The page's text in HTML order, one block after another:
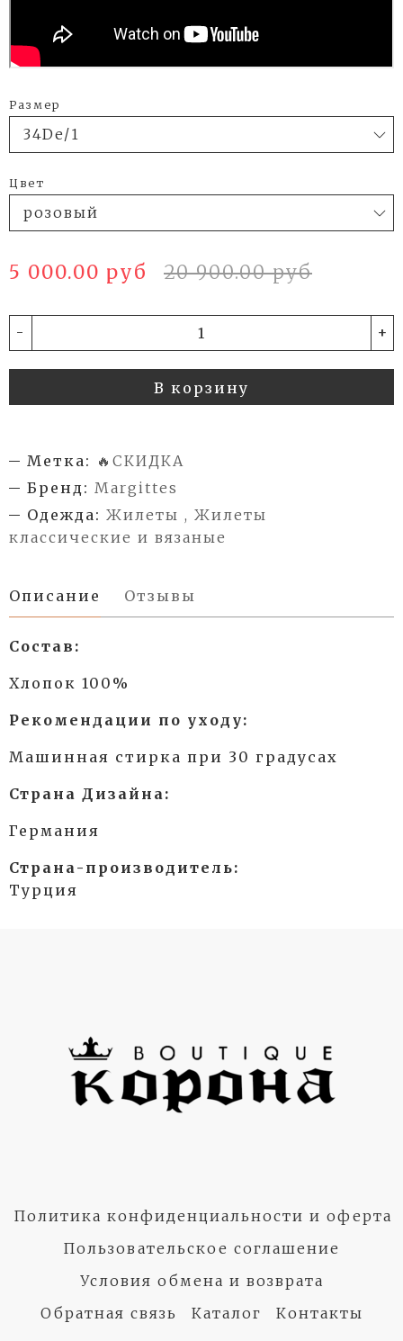
Размер
Цвет
5 000.00 руб 20 900.00 руб
- +
В корзину
Метка: 🔥СКИДКА
Бренд: Margittes
Одежда: Жилеты , Жилеты
классические и вязаные
Описание Отзывы
Состав:
Хлопок 100%
Рекомендации по уходу:
Машинная стирка при 30 градусах
Страна Дизайна:
Германия
Страна-производитель:
Турция
Политика конфиденциальности и оферта
Пользовательское соглашение
Условия обмена и возврата
Обратная связь
Каталог Контакты